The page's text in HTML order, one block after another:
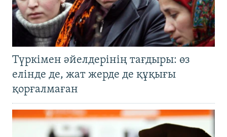
Түркімен әйелдерінің тағдыры: өз
елінде де, жат жерде де құқығы
қорғалмаған